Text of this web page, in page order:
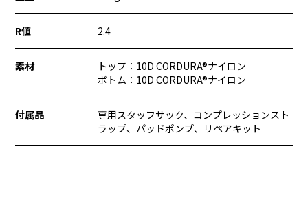
R値 2.4
素材
トップ：10D CORDURA®︎ナイロン
ボトム：10D CORDURA®︎ナイロン
付属品
専用スタッフサック、コンプレッションスト
ラップ、パッドポンプ、リペアキット